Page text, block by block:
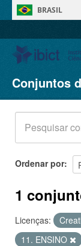
BRASIL
Conjuntos de
Organizações
Grupos
Sobre
Conjuntos
Ordenar por
1
Licenças:
11. ENSINO